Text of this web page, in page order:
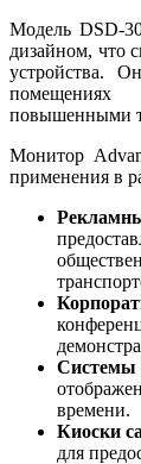
Модель DSD-
дизайном, что
устройства.
помещениях
повышенными
Монитор
применения в
Системы
времени.
Киоски
для